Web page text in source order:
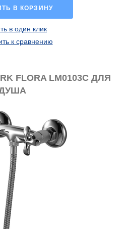
В КОРЗИНУ
в один клик
к сравнению
FLORA LM0103C ДЛЯ